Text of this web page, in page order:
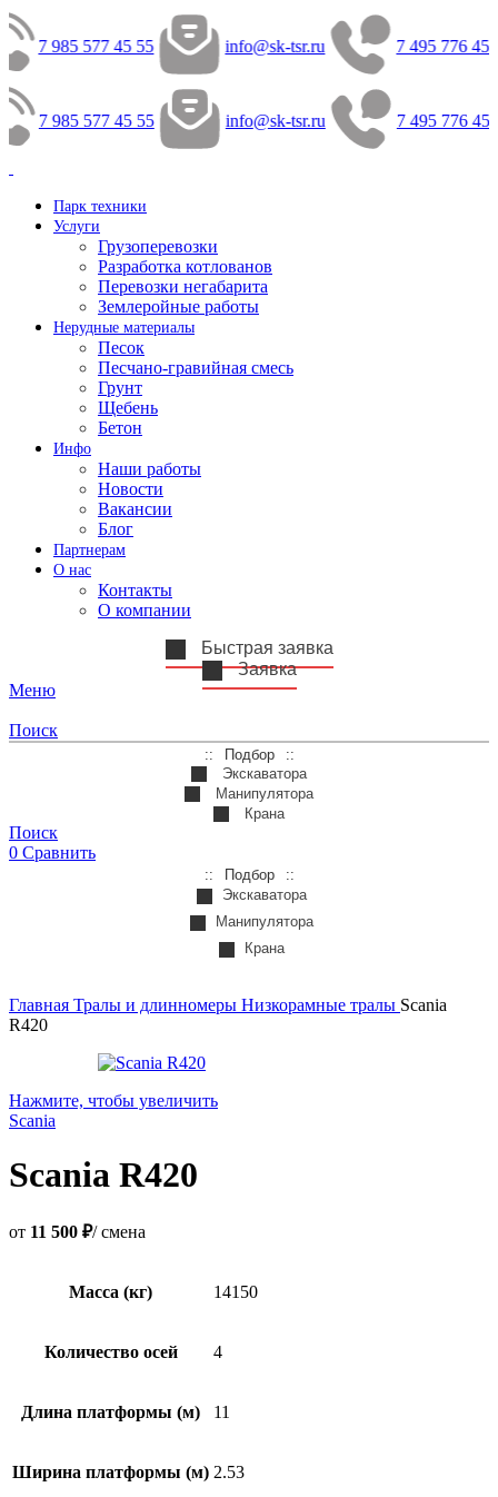
7 985 577 45 55 info@sk-tsr.ru 7 495 776 45
7 985 577 45 55 info@sk-tsr.ru 7 495 776 45
Парк техники
Услуги
Грузоперевозки
Разработка котлованов
Перевозки негабарита
Землеройные работы
Нерудные материалы
Песок
Песчано-гравийная смесь
Грунт
Щебень
Бетон
Инфо
Наши работы
Новости
Вакансии
Блог
Партнерам
О нас
Контакты
О компании
Быстрая заявка
Заявка
Меню
Поиск
Подбор
Экскаватора
Манипулятора
Крана
Поиск
0 Сравнить
Подбор
Экскаватора
Манипулятора
Крана
Главная Тралы и длинномеры Низкорамные тралы Scania
R420
Нажмите, чтобы увеличить
Scania
Scania R420
от 11 500 ₽/ смена
Масса (кг) 14150
Количество осей 4
Длина платформы (м) 11
Ширина платформы (м) 2.53